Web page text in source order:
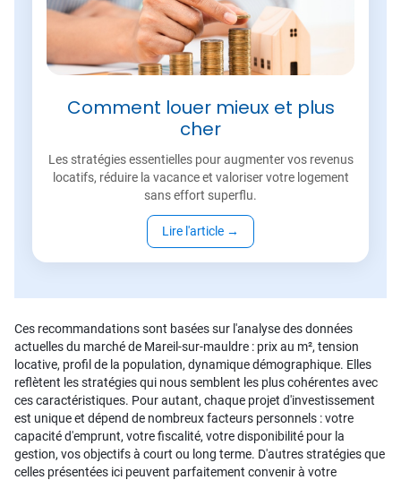
Comment louer mieux et plus
cher
Les stratégies essentielles pour augmenter vos revenus
locatifs, réduire la vacance et valoriser votre logement
sans effort superflu.
Lire l'article →
Ces recommandations sont basées sur l'analyse des données
actuelles du marché de Mareil-sur-mauldre : prix au m², tension
locative, profil de la population, dynamique démographique. Elles
reflètent les stratégies qui nous semblent les plus cohérentes avec
ces caractéristiques. Pour autant, chaque projet d'investissement
est unique et dépend de nombreux facteurs personnels : votre
capacité d'emprunt, votre fiscalité, votre disponibilité pour la
gestion, vos objectifs à court ou long terme. D'autres stratégies que
celles présentées ici peuvent parfaitement convenir à votre